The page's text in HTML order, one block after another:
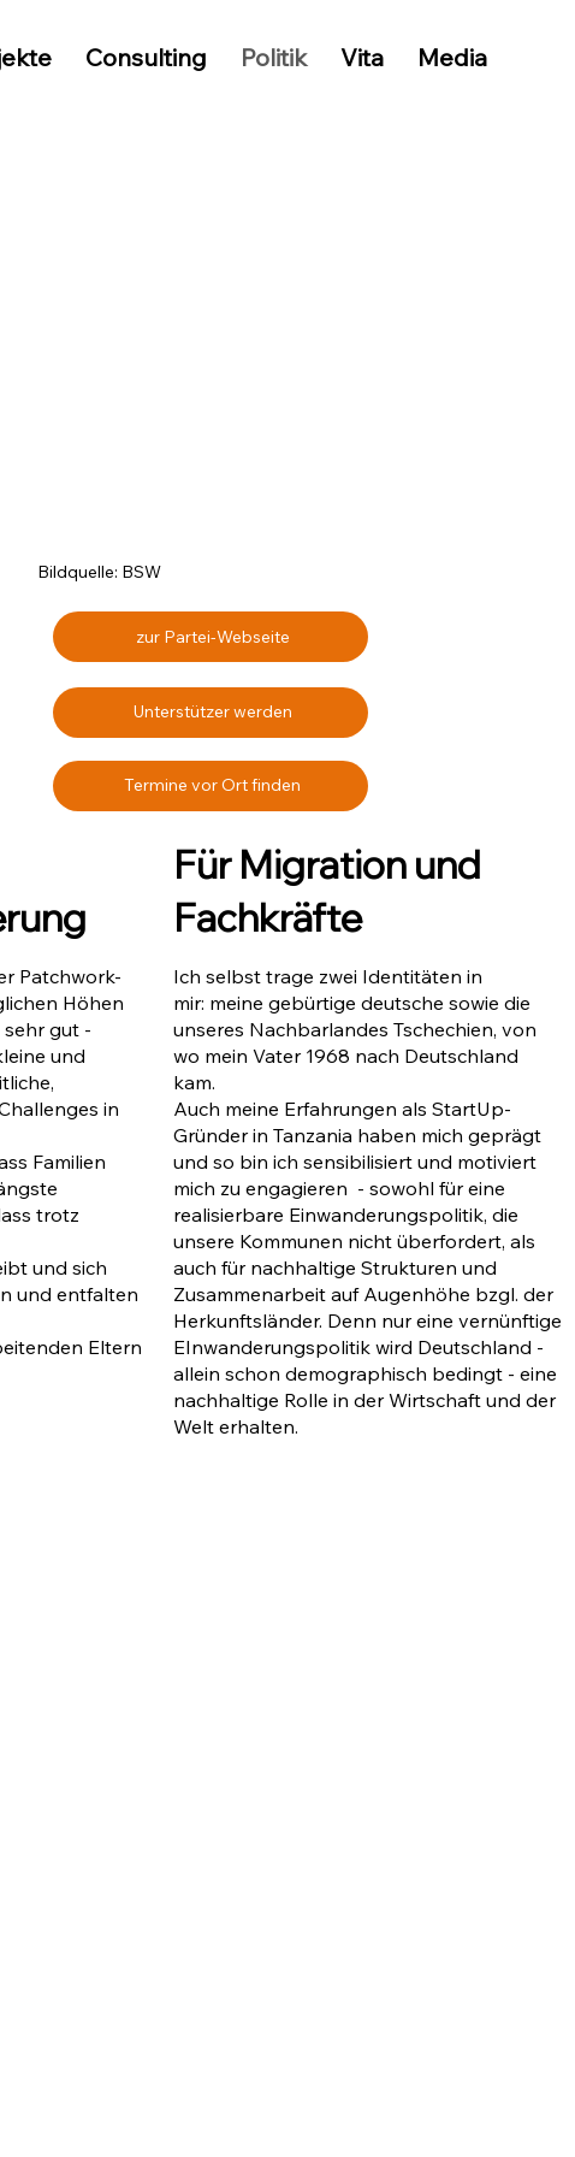
Consulting Politik Vita Media
Bildquelle: BSW
Patchwork-
Höhen
sehr gut -
und
in
Familien
trotz
und sich
und entfalten
Eltern
zur Partei-Webseite
Unterstützer werden
Termine vor Ort finden
Für Migration und
Fachkräfte
Ich selbst trage zwei Identitäten in
mir: meine gebürtige deutsche sowie die
unseres Nachbarlandes Tschechien, von
wo mein Vater 1968 nach Deutschland
kam.
Auch meine Erfahrungen als StartUp-
Gründer in Tanzania haben mich geprägt
und so bin ich sensibilisiert und motiviert
mich zu engagieren - sowohl für eine
realisierbare Einwanderungspolitik, die
unsere Kommunen nicht überfordert, als
auch für nachhaltige Strukturen und
Zusammenarbeit auf Augenhöhe bzgl. der
Herkunftsländer. Denn nur eine vernünftige
EInwanderungspolitik wird Deutschland -
allein schon demographisch bedingt - eine
nachhaltige Rolle in der Wirtschaft und der
Welt erhalten.